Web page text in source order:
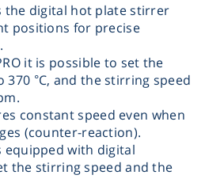
the digital hot plate stirrer
positions for precise
it is possible to set the
°C, and the stirring speed
constant speed even when
(counter-reaction).
equipped with digital
the stirring speed and the
Storage
Thermometry
Washing
Chromatography